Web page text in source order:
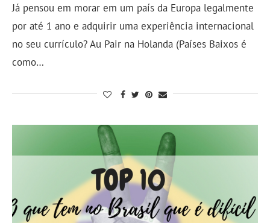
Já pensou em morar em um país da Europa legalmente
por até 1 ano e adquirir uma experiência internacional
no seu currículo? Au Pair na Holanda (Países Baixos é
como…